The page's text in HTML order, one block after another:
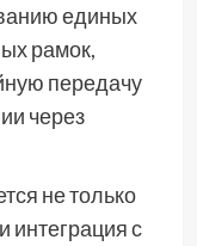
единых
рамок,
передачу
через
не только
интеграция с